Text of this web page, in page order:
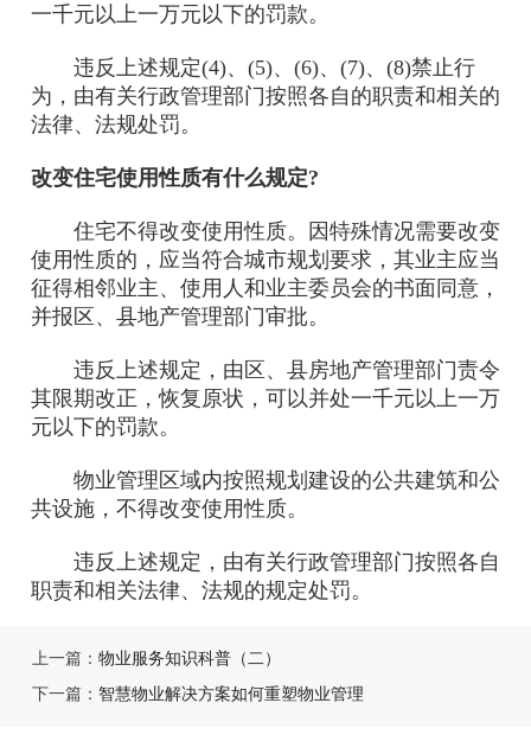
一千元以上一万元以下的罚款。
违反上述规定(4)、(5)、(6)、(7)、(8)禁止行
为，由有关行政管理部门按照各自的职责和相关的
法律、法规处罚。
改变住宅使用性质有什么规定?
住宅不得改变使用性质。因特殊情况需要改变
使用性质的，应当符合城市规划要求，其业主应当
征得相邻业主、使用人和业主委员会的书面同意，
并报区、县地产管理部门审批。
违反上述规定，由区、县房地产管理部门责令
其限期改正，恢复原状，可以并处一千元以上一万
元以下的罚款。
物业管理区域内按照规划建设的公共建筑和公
共设施，不得改变使用性质。
违反上述规定，由有关行政管理部门按照各自
职责和相关法律、法规的规定处罚。
上一篇： 物业服务知识科普（二）
下一篇： 智慧物业解决方案如何重塑物业管理